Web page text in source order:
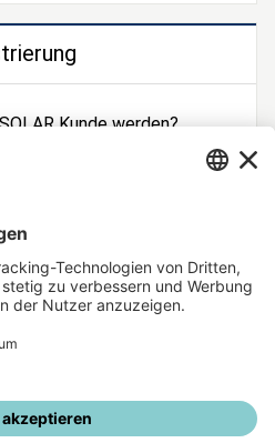
Kunde werden?
jetzt!